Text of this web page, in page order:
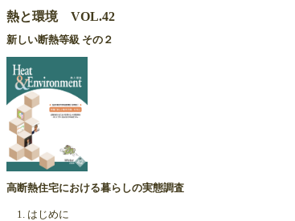
熱と環境 VOL.42
新しい断熱等級 その２
高断熱住宅における暮らしの実態調査
1. はじめに